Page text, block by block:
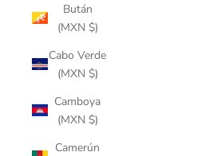
Bután
(MXN $)
Cabo Verde
(MXN $)
Camboya
(MXN $)
Camerún